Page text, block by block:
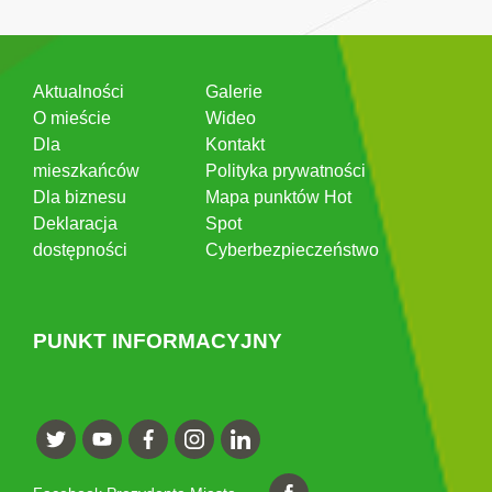
Aktualności
O mieście
Dla
mieszkańców
Dla biznesu
Deklaracja
dostępności
Galerie
Wideo
Kontakt
Polityka prywatności
Mapa punktów Hot
Spot
Cyberbezpieczeństwo
PUNKT INFORMACYJNY